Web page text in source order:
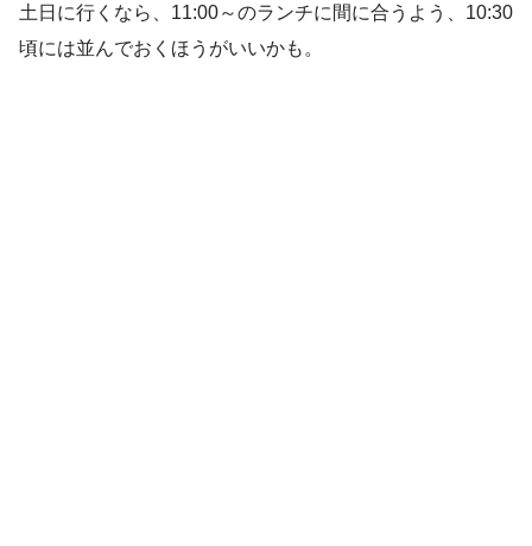
土日に行くなら、11:00～のランチに間に合うよう、10:30
頃には並んでおくほうがいいかも。